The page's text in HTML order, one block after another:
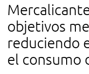
objetivos
reduciendo
el consumo